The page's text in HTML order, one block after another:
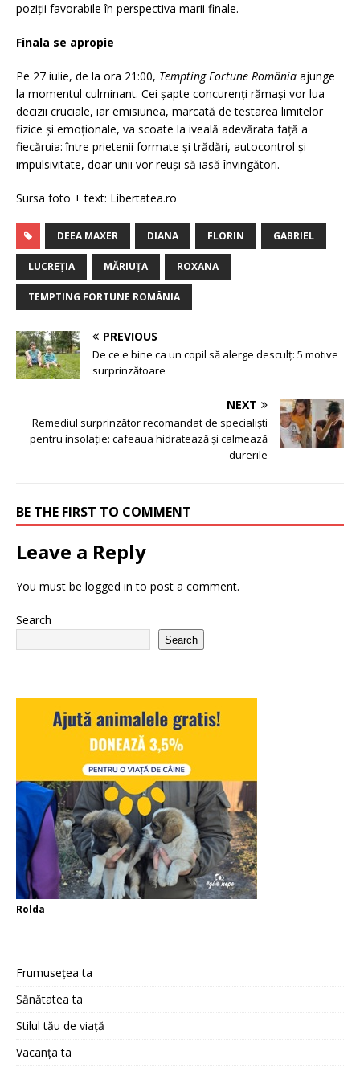
poziții favorabile în perspectiva marii finale.
Finala se apropie
Pe 27 iulie, de la ora 21:00, Tempting Fortune România ajunge
la momentul culminant. Cei șapte concurenți rămași vor lua
decizii cruciale, iar emisiunea, marcată de testarea limitelor
fizice și emoționale, va scoate la iveală adevărata față a
fiecăruia: între prietenii formate și trădări, autocontrol și
impulsivitate, doar unii vor reuși să iasă învingători.
Sursa foto + text: Libertatea.ro
DEEA MAXER DIANA FLORIN GABRIEL
LUCREȚIA MĂRIUȚA ROXANA
TEMPTING FORTUNE ROMÂNIA
PREVIOUS
De ce e bine ca un copil să alerge desculț: 5 motive
surprinzătoare
NEXT
Remediul surprinzător recomandat de specialiști
pentru insolație: cafeaua hidratează și calmează
durerile
BE THE FIRST TO COMMENT
Leave a Reply
You must be logged in to post a comment.
Search
Search
Rolda
Frumusețea ta
Sănătatea ta
Stilul tău de viață
Vacanța ta